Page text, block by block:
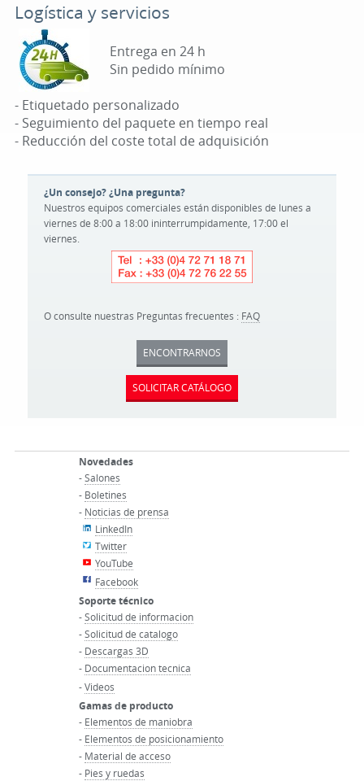
Logística y servicios
Entrega en 24 h
Sin pedido mínimo
- Etiquetado personalizado
- Seguimiento del paquete en tiempo real
- Reducción del coste total de adquisición
¿Un consejo? ¿Una pregunta?
Nuestros equipos comerciales están disponibles de lunes a
viernes de 8:00 a 18:00 ininterrumpidamente, 17:00 el
viernes.
O consulte nuestras Preguntas frecuentes : FAQ
ENCONTRARNOS
SOLICITAR CATÁLOGO
Novedades
-Salones
- Boletines
- Noticias de prensa
LinkedIn
Twitter
YouTube
Facebook
Soporte técnico
-Solicitud de informacion
-Solicitud de catalogo
- Descargas 3D
- Documentacion tecnica
-Videos
Gamas de producto
- Elementos de maniobra
- Elementos de posicionamiento
- Material de acceso
- Pies y ruedas